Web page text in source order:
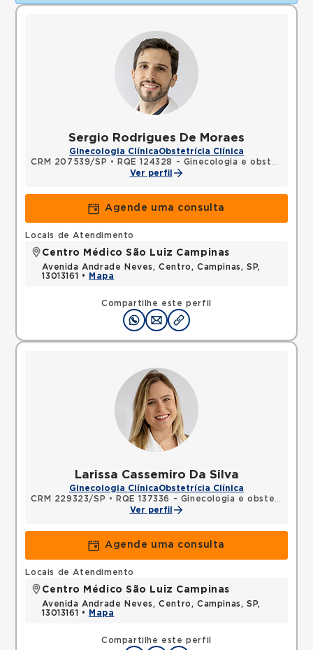
Sergio Rodrigues De Moraes
Ginecologia ClínicaObstetrícia Clínica
CRM 207539/SP •
RQE 124328 - Ginecologia e obstetrícia
Ver perfil
Agende uma consulta
Compartilhe este perfil
Locais de Atendimento
Centro Médico São Luiz Campinas
Avenida Andrade Neves, Centro, Campinas, SP,
13013161 •
Mapa
Larissa Cassemiro Da Silva
Ginecologia ClínicaObstetrícia Clínica
CRM 229323/SP •
RQE 137336 - Ginecologia e obstetrícia
Ver perfil
Agende uma consulta
Compartilhe este perfil
Locais de Atendimento
Centro Médico São Luiz Campinas
Avenida Andrade Neves, Centro, Campinas, SP,
13013161 •
Mapa